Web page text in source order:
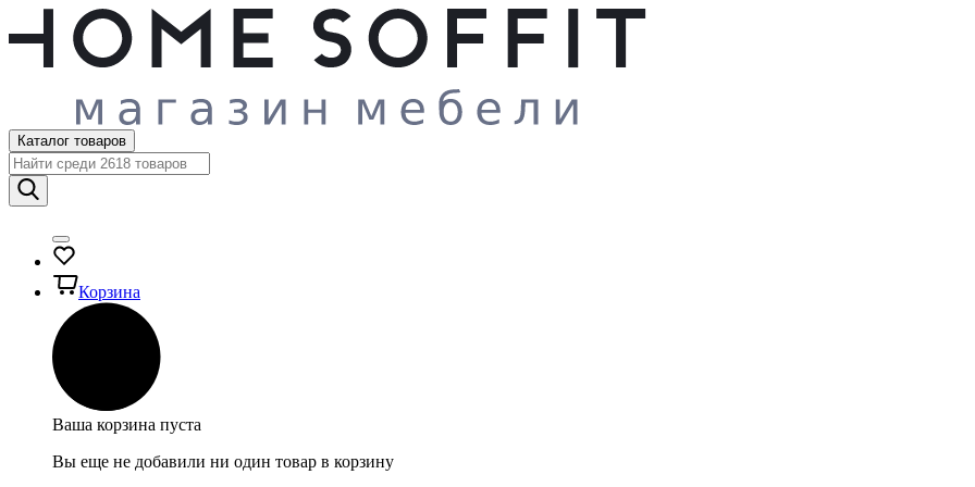
Каталог товаров
Корзина
Ваша корзина пуста
Вы еще не добавили ни один товар в корзину